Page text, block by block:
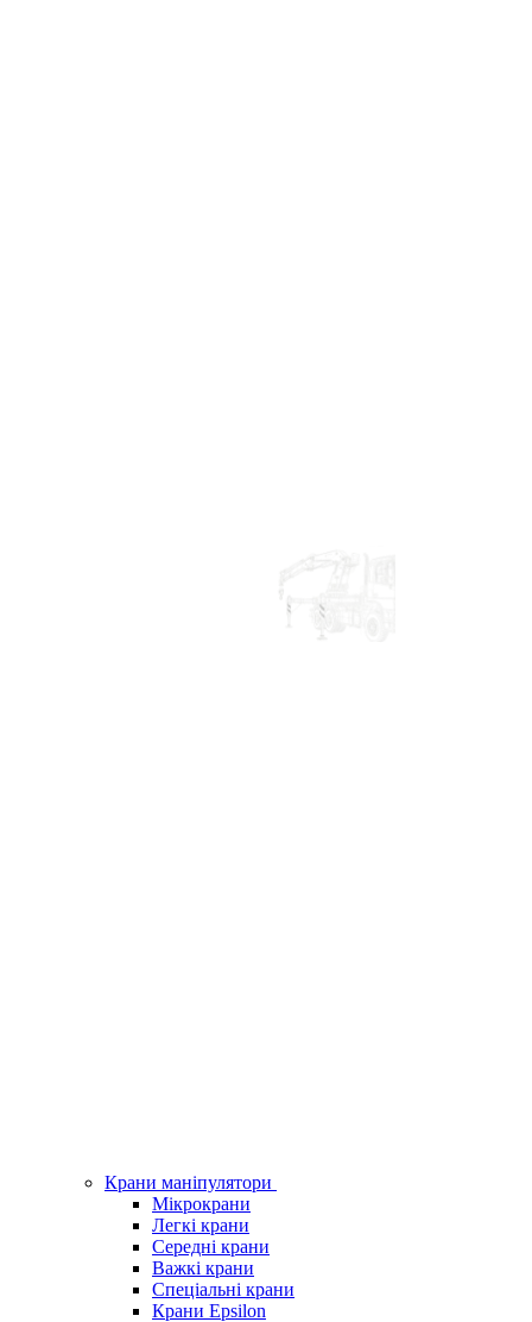
Крани маніпулятори
Мікрокрани
Легкі крани
Середні крани
Важкі крани
Спеціальні крани
Крани Epsilon